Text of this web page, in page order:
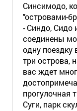
Синсимодо,
"островами-
- Синдо, Сидо
соединены
одну поездку
три острова,
вас ждет
прогулочная
Суги, парк